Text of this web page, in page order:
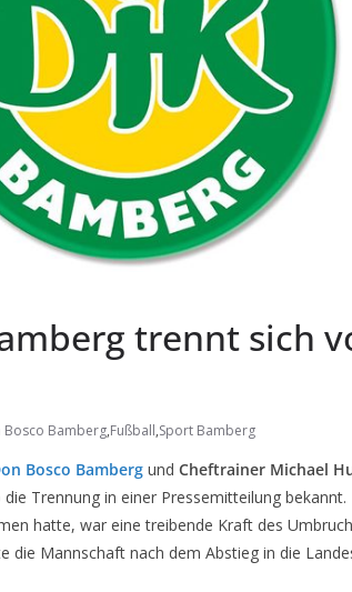
trennt sich
Bosco Bamberg,Fußball,Sport Bamberg
Bosco Bamberg und Cheftrainer Michael
Trennung in einer Pressemitteilung bekannt.
hatte, war eine treibende Kraft des
die Mannschaft nach dem Abstieg in die